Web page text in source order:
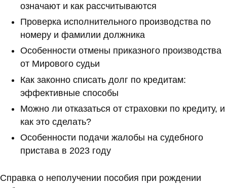
означают и как рассчитываются
Проверка исполнительного производства по
номеру и фамилии должника
Особенности отмены приказного производства
от Мирового судьи
Как законно списать долг по кредитам:
эффективные способы
Можно ли отказаться от страховки по кредиту, и
как это сделать?
Особенности подачи жалобы на судебного
пристава в 2023 году
Справка о неполучении пособия при рождении